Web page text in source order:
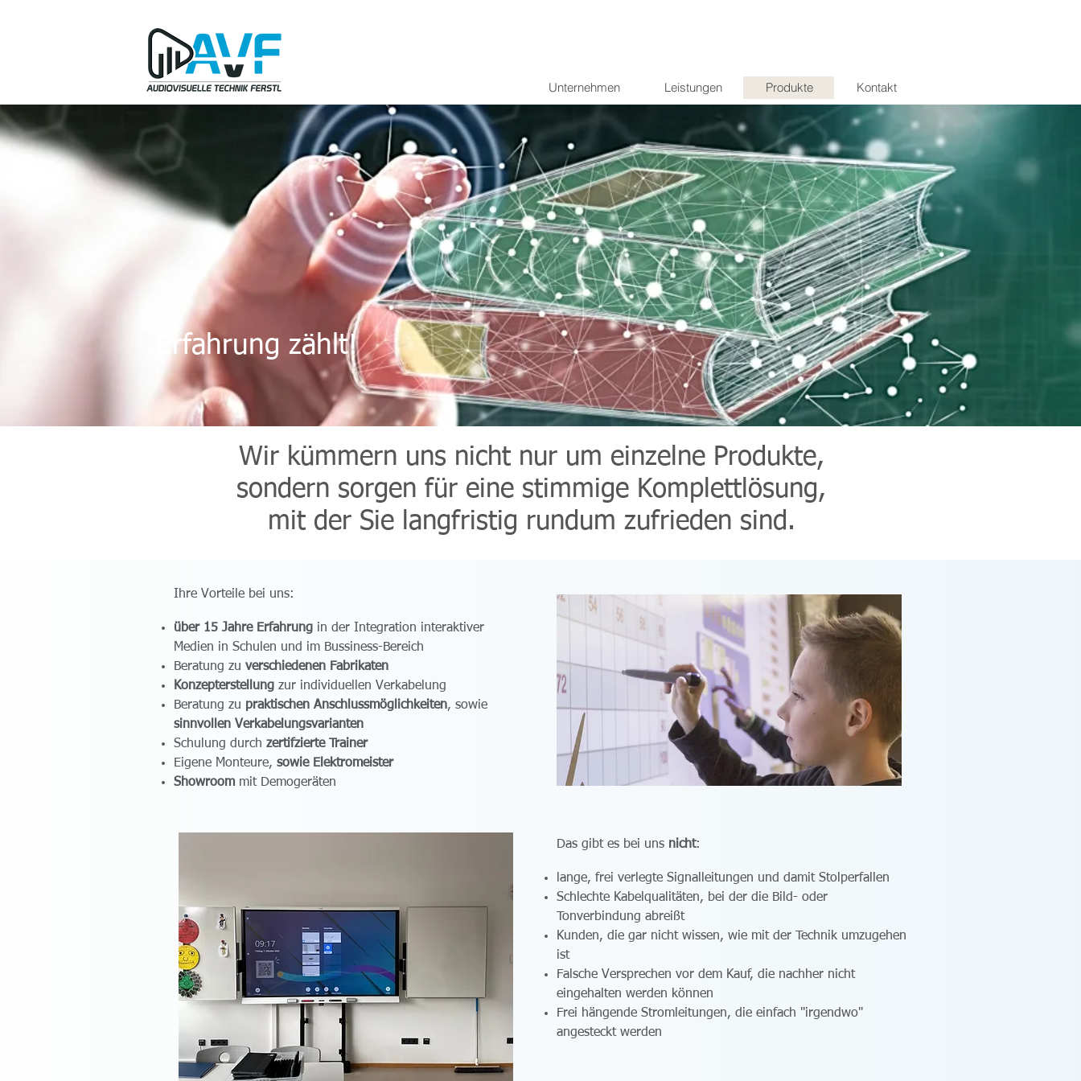
Unternehmen Leistungen Produkte Kontakt
Erfahrung zählt!
Wir kümmern uns nicht nur um einzelne Produkte,
sondern sorgen für eine stimmige Komplettlösung,
mit der Sie langfristig rundum zufrieden sind.
Ihre Vorteile bei uns:
über 15 Jahre Erfahrung in der Integration interaktiver
Medien in Schulen und im Bussiness-Bereich
Beratung zu verschiedenen Fabrikaten
Konzepterstellung zur individuellen Verkabelung
Beratung zu praktischen Anschlussmöglichkeiten, sowie
sinnvollen Verkabelungsvarianten
Schulung durch zertifzierte Trainer
Eigene Monteure, sowie Elektromeister
Showroom mit Demogeräten
Das gibt es bei uns nicht:
lange, frei verlegte Signalleitungen und damit Stolperfallen
Schlechte Kabelqualitäten, bei der die Bild- oder
Tonverbindung abreißt
Kunden, die gar nicht wissen, wie mit der Technik umzugehen
ist
Falsche Versprechen vor dem Kauf, die nachher nicht
eingehalten werden können
Frei hängende Stromleitungen, die einfach "irgendwo"
angesteckt werden